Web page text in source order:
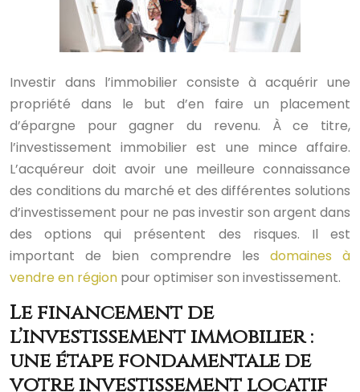
Investir dans l’immobilier consiste à acquérir une
propriété dans le but d’en faire un placement
d’épargne pour gagner du revenu. À ce titre,
l’investissement immobilier est une mince affaire.
L’acquéreur doit avoir une meilleure connaissance
des conditions du marché et des différentes solutions
d’investissement pour ne pas investir son argent dans
des options qui présentent des risques. Il est
important de bien comprendre les domaines à
vendre en région pour optimiser son investissement.
Le financement de
l’investissement immobilier :
une étape fondamentale de
votre investissement locatif